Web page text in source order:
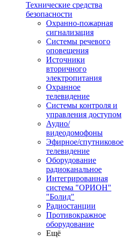
Технические средства
безопасности
Охранно-пожарная
сигнализация
Системы речевого
оповещения
Источники
вторичного
электропитания
Охранное
телевидение
Системы контроля и
управления доступом
Аудио/
видеодомофоны
Эфирное/спутниковое
телевидение
Оборудование
радиоканальное
Интегрированная
система "ОРИОН"
"Болид"
Радиостанции
Противокражное
оборудование
Ещё